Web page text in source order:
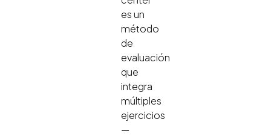
es un
método
de
evaluación
que
integra
múltiples
ejercicios
—